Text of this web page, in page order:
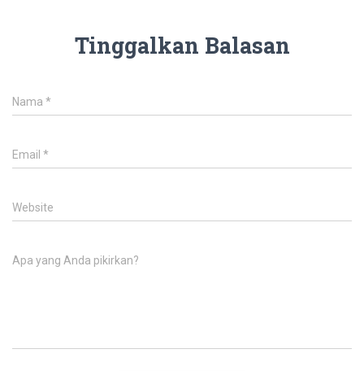
Tinggalkan Balasan
Nama *
Email *
Website
Apa yang Anda pikirkan?